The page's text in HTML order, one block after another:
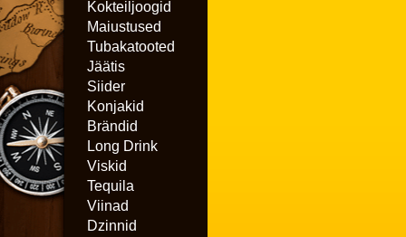
Kokteiljoogid
Maiustused
Tubakatooted
Jäätis
Siider
Konjakid
Brändid
Long Drink
Viskid
Tequila
Viinad
Dzinnid